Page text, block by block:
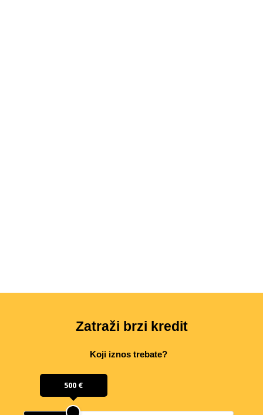
Zatraži brzi kredit
Koji iznos trebate?
500 €